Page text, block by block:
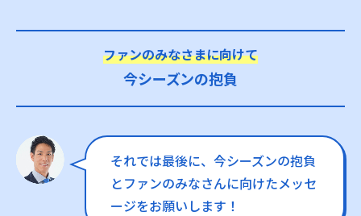
ファンのみなさまに向けて
今シーズンの抱負
それでは最後に、今シーズンの抱負
とファンのみなさんに向けたメッセ
ージをお願いします！